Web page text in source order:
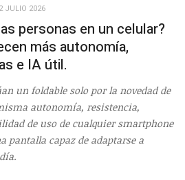
JULIO 2026
personas en un celular?
más autonomía,
e IA útil.
un foldable solo por la novedad de
autonomía, resistencia,
de uso de cualquier smartphone
pantalla capaz de adaptarse a